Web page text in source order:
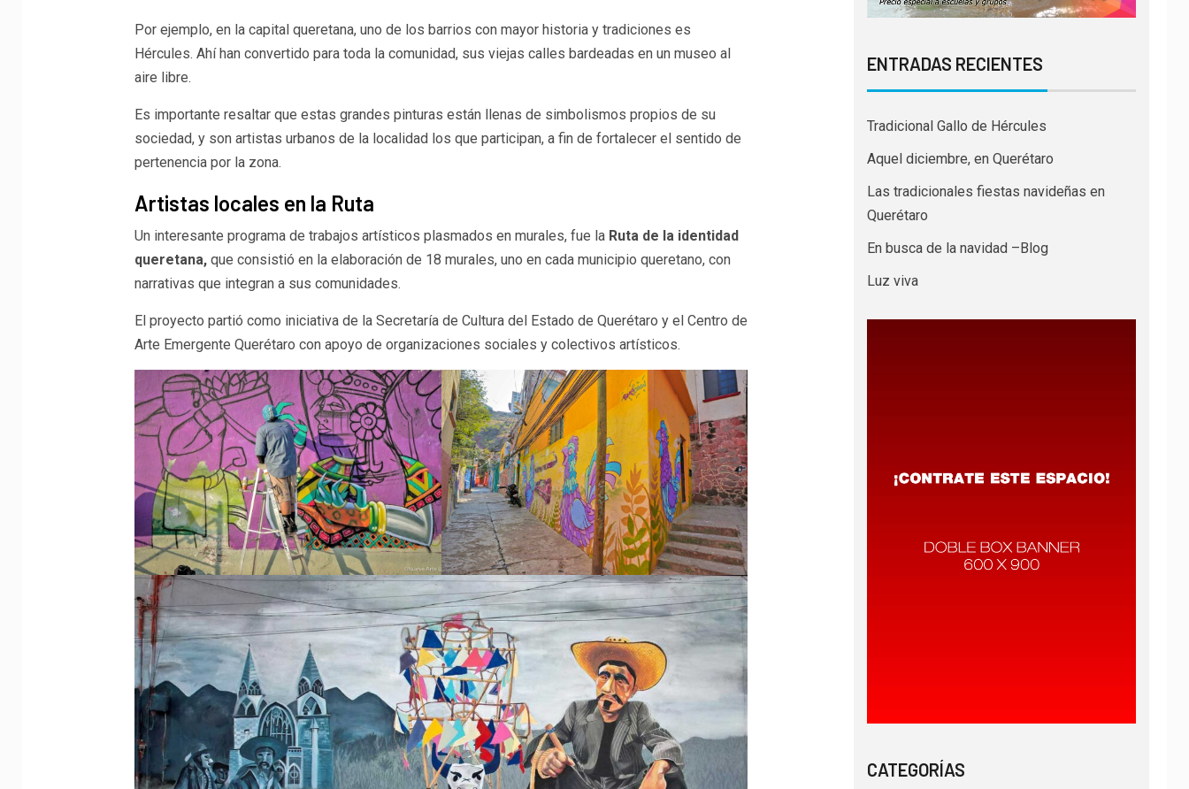
Por ejemplo, en la capital queretana, uno de los barrios con mayor historia y tradiciones es
Hércules. Ahí han convertido para toda la comunidad, sus viejas calles bardeadas en un museo al
aire libre.
Es importante resaltar que estas grandes pinturas están llenas de simbolismos propios de su
sociedad, y son artistas urbanos de la localidad los que participan, a fin de fortalecer el sentido de
pertenencia por la zona.
Artistas locales en la Ruta
Un interesante programa de trabajos artísticos plasmados en murales, fue la Ruta de la identidad
queretana,que consistió en la elaboración de 18 murales, uno en cada municipio queretano, con
narrativas que integran a sus comunidades.
El proyecto partió como iniciativa de la Secretaría de Cultura del Estado de Querétaro y el Centro de
Arte Emergente Querétaro con apoyo de organizaciones sociales y colectivos artísticos.
ENTRADAS RECIENTES
Tradicional Gallo de Hércules
Aquel diciembre, en Querétaro
Las tradicionales fiestas navideñas en
Querétaro
En busca de la navidad –Blog
Luz viva
CATEGORÍAS